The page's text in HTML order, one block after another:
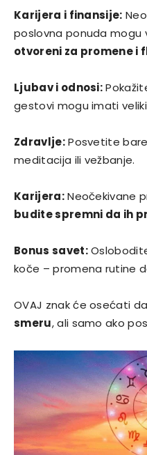
Karijera i finansije:
poslovna ponuda mogu
otvoreni za promene i
Ljubav i odnosi:
gestovi mogu imati
Zdravlje:Posvetite
meditacija ili vežbanje.
Karijera:Neočekivane
budite spremni da ih
Bonus savet:
koče – promena rutine
OVAJ znak će osećati
smeru, ali samo ako